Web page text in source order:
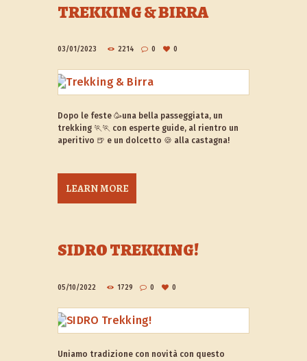
TREKKING & BIRRA
03/01/2023 2214 0 0
Dopo le feste 🥳una bella passeggiata, un
trekking 🏃🏃 con esperte guide, al rientro un
aperitivo 🍺 e un dolcetto 🍪 alla castagna!
LEARN MORE
SIDRO TREKKING!
05/10/2022 1729 0 0
Uniamo tradizione con novità con questo